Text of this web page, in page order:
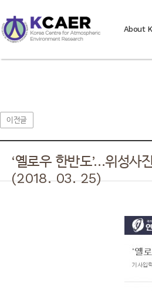
About
이전글
‘옐로우 한반도’…위성
(2018. 03. 25)